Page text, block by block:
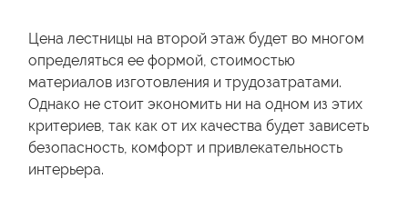
Цена лестницы на второй этаж будет во многом
определяться ее формой, стоимостью
материалов изготовления и трудозатратами.
Однако не стоит экономить ни на одном из этих
критериев, так как от их качества будет зависеть
безопасность, комфорт и привлекательность
интерьера.